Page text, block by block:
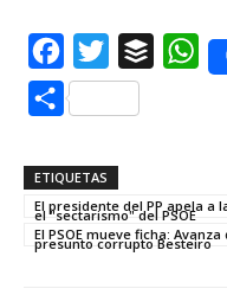
Facebook
Twitter Buffer
Compartir
ETIQUETAS
El presidente del PP apela a
el "sectarismo" del PSOE
El PSOE mueve ficha:
presunto corrupto Besteiro